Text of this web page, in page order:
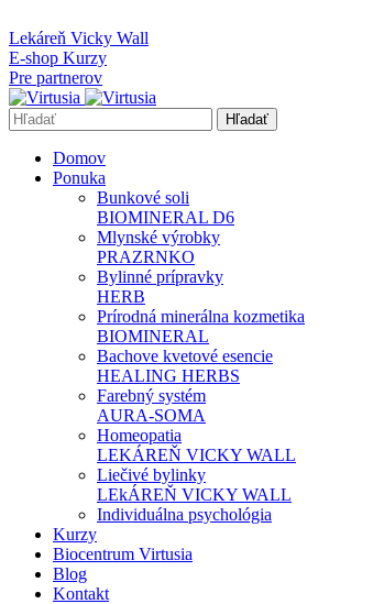
Lekáreň Vicky Wall
E-shop Kurzy
Pre partnerov
Hľadať
Domov
Ponuka
Bunkové soli
BIOMINERAL D6
Mlynské výrobky
PRAZRNKO
Bylinné prípravky
HERB
Prírodná minerálna kozmetika
BIOMINERAL
Bachove kvetové esencie
HEALING HERBS
Farebný systém
AURA-SOMA
Homeopatia
LEKÁREŇ VICKY WALL
Liečivé bylinky
LEkÁREŇ VICKY WALL
Individuálna psychológia
Kurzy
Biocentrum Virtusia
Blog
Kontakt